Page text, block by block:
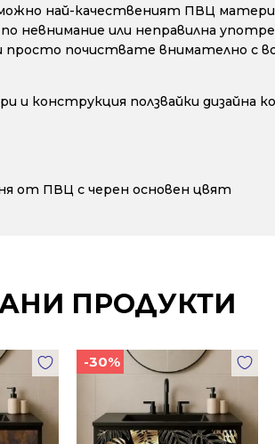
най-качественият ПВЦ
невнимание или неправилна
почиствате внимателно с
и конструкция ползвайки
от ПВЦ с черен основен цвят
ПРОДУКТИ
-30%